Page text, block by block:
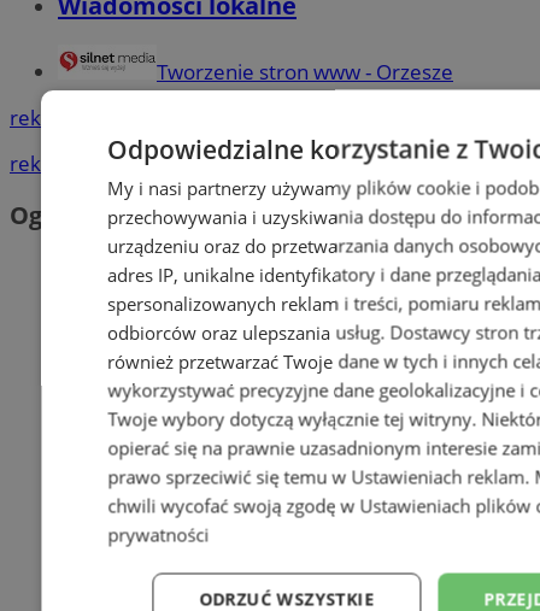
Tworzenie stron www - Orzesze
reklama
reklama
Ogłoszenia
Odpowiedzialne korzystanie z
My i nasi partnerzy używamy plików cookie i
przechowywania i uzyskiwania dostępu do
urządzeniu oraz do przetwarzania danych
adres IP, unikalne identyfikatory i dane
spersonalizowanych reklam i treści, pomiaru
odbiorców oraz ulepszania usług. Dostawcy stron
również przetwarzać Twoje dane w tych i innych
wykorzystywać precyzyjne dane geolokalizacyjne i
Twoje wybory dotyczą wyłącznie tej witryny.
opierać się na prawnie uzasadnionym interesie
prawo sprzeciwić się temu w Ustawieniach reklam.
chwili wycofać swoją zgodę w Ustawieniach plików
prywatności
ODRZUĆ WSZYSTKIE